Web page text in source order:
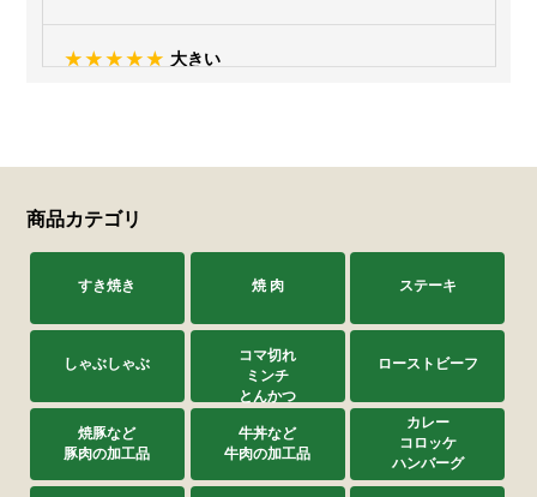
大きい
クリし、直ぐに3パック追加購入しました。
ななしさん
2026/06/02
京都生協のカタログで自宅用に注文させて頂いて以
来焼豚のファンです 今回は進物で親戚に送りまし
た とても好評で又利用させていただきます
商品カテゴリ
すき焼き 焼 肉 ステーキ
しゃぶしゃぶ
コマ切れ
ミンチ
とんかつ
ローストビーフ
焼豚など
豚肉の加工品
牛丼など
牛肉の加工品
カレー
コロッケ
ハンバーグ